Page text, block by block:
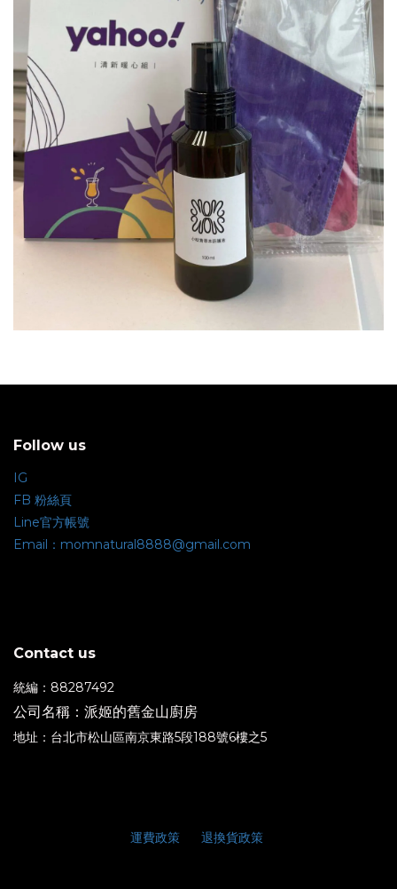
Follow us
IG
FB 粉絲頁
Line官方帳號
Email：momnatural8888@gmail.com
Contact us
統編：88287492
公司名稱：派姬的舊金山廚房
地址：台北市松山區南京東路5段188號6樓之5
運費政策 退換貨政策